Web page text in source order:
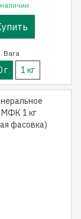
Вага
г 1 кг